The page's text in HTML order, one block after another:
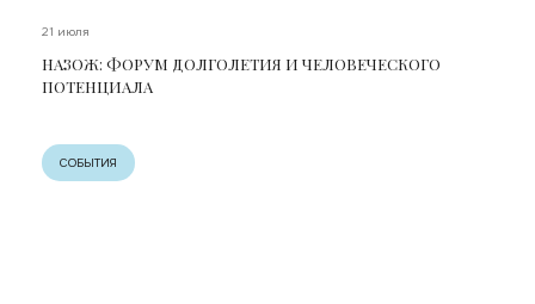
21 июля
НАЗОЖ: ФОРУМ ДОЛГОЛЕТИЯ И ЧЕЛОВЕЧЕСКОГО
ПОТЕНЦИАЛА
СОБЫТИЯ